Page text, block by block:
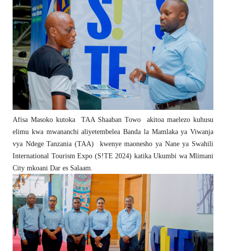
Afisa Masoko kutoka TAA Shaaban Towo akitoa maelezo kuhusu
elimu kwa mwananchi aliyetembelea Banda la Mamlaka ya Viwanja
vya Ndege Tanzania (TAA) kwenye maonesho ya Nane ya Swahili
International Tourism Expo (S!TE 2024) katika Ukumbi wa Mlimani
City mkoani Dar es Salaam.